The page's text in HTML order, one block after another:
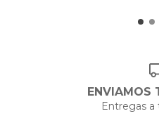
ENVIAMOS
Entregas a